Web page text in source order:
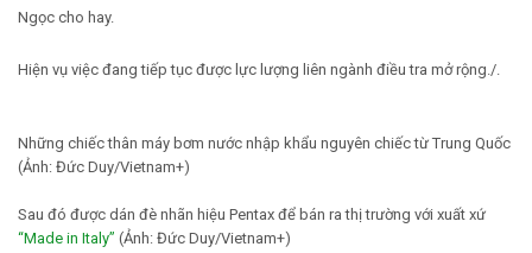
Ngọc cho hay.
Hiện vụ việc đang tiếp tục được lực lượng liên ngành điều tra mở rộng./.
Những chiếc thân máy bơm nước nhập khẩu nguyên chiếc từ Trung Quốc
(Ảnh: Đức Duy/Vietnam+)
Sau đó được dán đè nhãn hiệu Pentax để bán ra thị trường với xuất xứ
“Made in Italy” (Ảnh: Đức Duy/Vietnam+)